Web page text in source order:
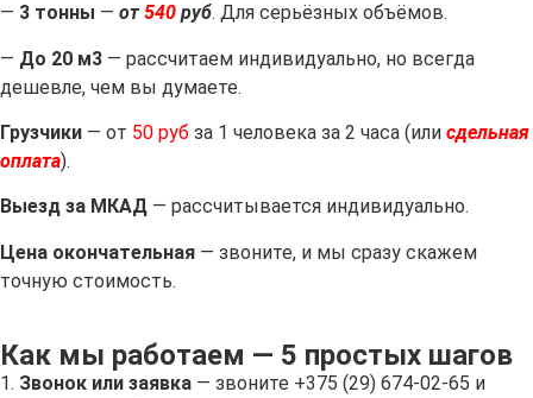
— 3 тонны — от540 руб. Для серьёзных объёмов.
— До 20 м3 — рассчитаем индивидуально, но всегда
дешевле, чем вы думаете.
Грузчики — от 50 руб за 1 человека за 2 часа (или сдельная
оплата).
Выезд за МКАД — рассчитывается индивидуально.
Цена окончательная — звоните, и мы сразу скажем
точную стоимость.
Как мы работаем — 5 простых шагов
1. Звонок или заявка — звоните +375 (29) 674-02-65 и